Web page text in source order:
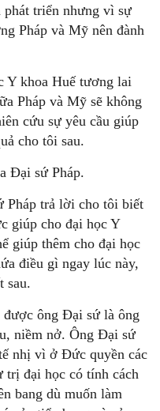
triển nhưng vì sự
Pháp và Mỹ nên đành
Y khoa Huế tương lai
Pháp và Mỹ sẽ không
cứu sự yêu cầu giúp
cho tôi sau.
Đại sứ Pháp.
Pháp trả lời cho tôi biết
giúp cho đại học Y
giúp thêm cho đại học
điều gì ngay lúc này,
sau.
ông Đại sứ là ông
niềm nở. Ông Đại sứ
nhị vì ở Đức quyền các
trị đại học có tính cách
bang dù muốn làm